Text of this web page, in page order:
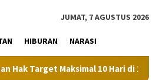
JUMAT, 7 AGUSTUS 2026
HIBURAN NARASI
10 Hari di 15 Kantah